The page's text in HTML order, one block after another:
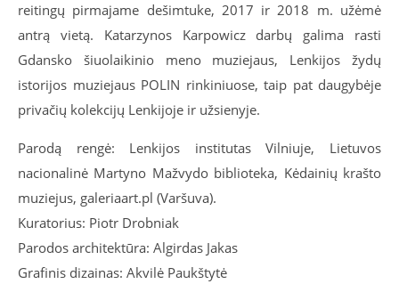
reitingų pirmajame dešimtuke, 2017 ir 2018 m. užėmė
antrą vietą. Katarzynos Karpowicz darbų galima rasti
Gdansko šiuolaikinio meno muziejaus, Lenkijos žydų
istorijos muziejaus POLIN rinkiniuose, taip pat daugybėje
privačių kolekcijų Lenkijoje ir užsienyje.
Parodą rengė: Lenkijos institutas Vilniuje, Lietuvos
nacionalinė Martyno Mažvydo biblioteka, Kėdainių krašto
muziejus, galeriaart.pl (Varšuva).
Kuratorius: Piotr Drobniak
Parodos architektūra: Algirdas Jakas
Grafinis dizainas: Akvilė Paukštytė